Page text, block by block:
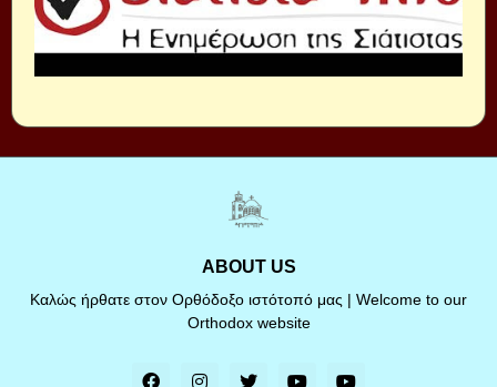
ABOUT US
Καλώς ήρθατε στον Ορθόδοξο ιστότοπό μας | Welcome to our
Orthodox website